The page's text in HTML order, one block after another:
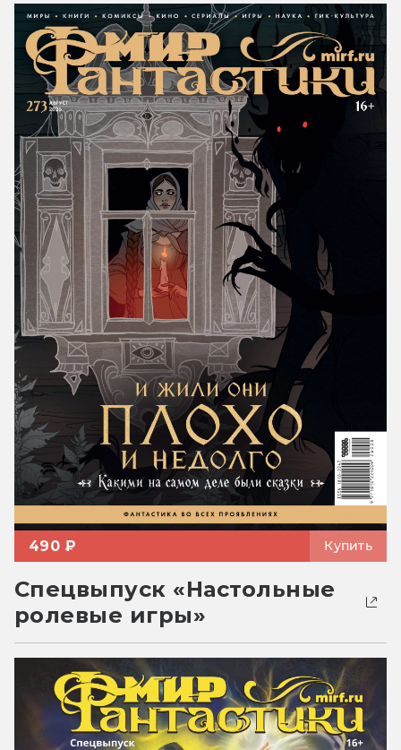
490 ₽ Купить
Спецвыпуск «Настольные
ролевые игры»